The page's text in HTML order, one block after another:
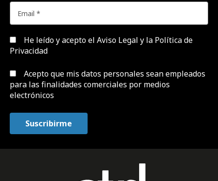
He leído y acepto el Aviso Legal y la Política de
Privacidad
Acepto que mis datos personales sean empleados
para las finalidades comerciales por medios
electrónicos